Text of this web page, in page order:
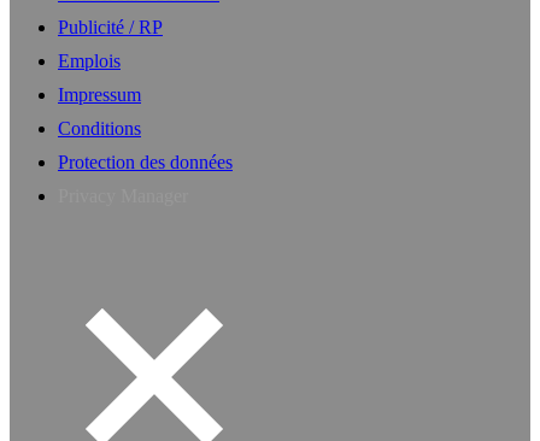
Publicité / RP
Emplois
Impressum
Conditions
Protection des données